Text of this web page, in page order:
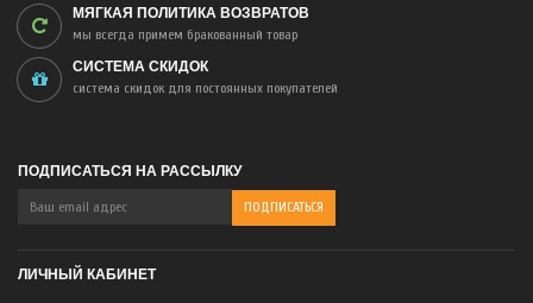
МЯГКАЯ ПОЛИТИКА ВОЗВРАТОВ
мы всегда примем бракованный товар
СИСТЕМА СКИДОК
система скидок для постоянных покупателей
ПОДПИСАТЬСЯ НА РАССЫЛКУ
ЛИЧНЫЙ КАБИНЕТ